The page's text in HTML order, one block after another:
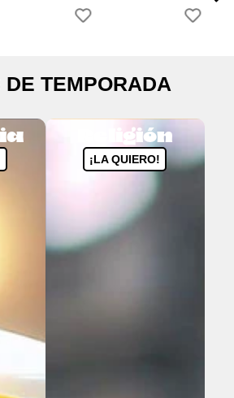
TEMPORADA
Religión
¡LA QUIERO!